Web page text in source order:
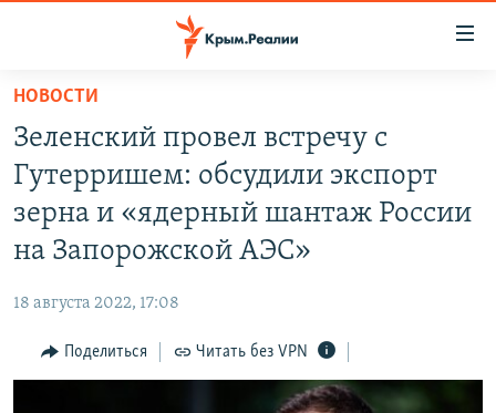
Вернуться
основному
содержанию
Вернутся
главной
Вернутся
поиску
КАРТА ВОЕННЫХ ОБЪЕКТОВ КРЫМА
ВОДА
ИСТОРИЯ
ИНТЕРАКТИВ
ИНФОГРАФИКА
РАДІО СВОБОДА
КАК ОБОЙТИ БЛОКИРОВКУ
НОВОСТИ
Зеленский провел встречу с
Гутерришем: обсудили экспорт
зерна и «ядерный шантаж России
на Запорожской АЭС»
18 августа 2022, 17:08
Поделиться Читать без VPN